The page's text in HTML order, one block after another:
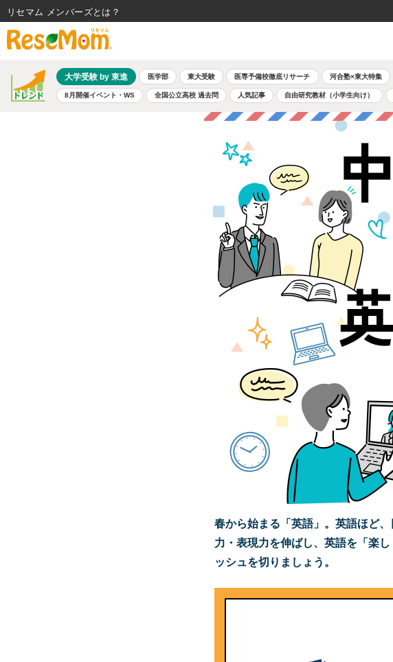
大学受験 by 東進 医学部 東大受験 医専予備校徹底リサーチ 河合塾×東大特集
8月開催イベント・WS 全国公立高校 過去問 人気記事 自由研究教材（小学生向け）
春から始まる「英語」。英語ほど
力・表現力を伸ばし、英語を「楽
ッシュを切りましょう。
リセマム メンバーズ